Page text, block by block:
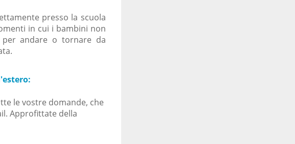
presso la scuola
in cui i bambini non
andare o tornare da
le vostre domande, che
Approfittate della